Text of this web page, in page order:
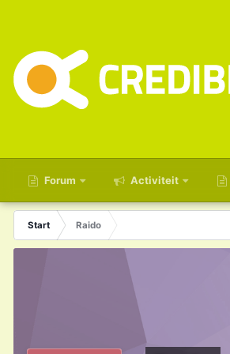
Forum Activiteit
Start Raido